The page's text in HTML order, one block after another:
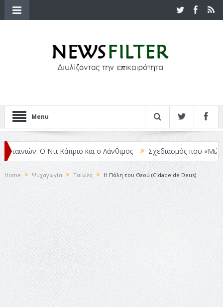
Menu
Ο Ντι Κάπριο και ο Λάνθιμος Σχεδιασμός που «Μιλάει»
Home Ψυχαγωγία Ταινίες Η Πόλη του Θεού (Cidade de Deus)